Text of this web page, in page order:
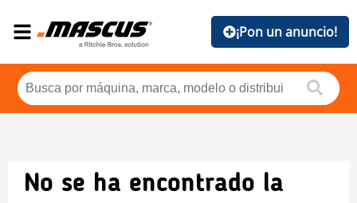
¡Pon un anuncio!
No se ha encontrado la